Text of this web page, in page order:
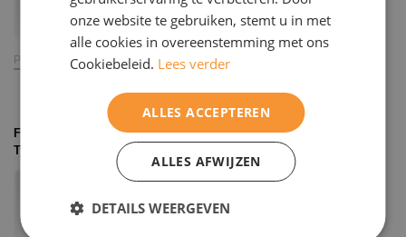
Produkt ansehen Produkt ansehen
Fensterbänke
Typ X
Fensterbänke
Fensterbanksims
S,D,M,P
onze website te gebruiken, stemt u in met
alle cookies in overeenstemming met ons
Cookiebeleid. Lees verder
ALLES ACCEPTEREN
ALLES AFWIJZEN
DETAILS WEERGEVEN